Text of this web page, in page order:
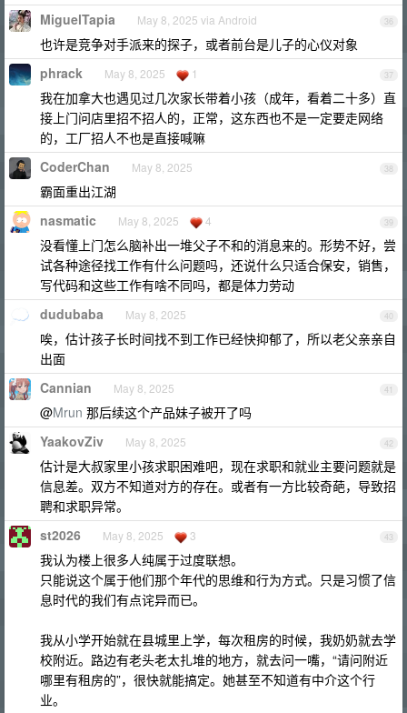
36
MiguelTapia May 8, 2025 via Android
也许是竞争对手派来的探子，或者前台是儿子的心仪对象
37
phrack May 8, 2025 1
我在加拿大也遇见过几次家长带着小孩（成年，看着二十多）直
接上门问店里招不招人的，正常，这东西也不是一定要走网络
的，工厂招人不也是直接喊嘛
38
CoderChan May 8, 2025
霸面重出江湖
39
nasmatic May 8, 2025 4
没看懂上门怎么脑补出一堆父子不和的消息来的。形势不好，尝
试各种途径找工作有什么问题吗，还说什么只适合保安，销售，
写代码和这些工作有啥不同吗，都是体力劳动
40
dudubaba May 8, 2025
唉，估计孩子长时间找不到工作已经快抑郁了，所以老父亲亲自
出面
41
Cannian May 8, 2025
@Mrun 那后续这个产品妹子被开了吗
42
YaakovZiv May 8, 2025
估计是大叔家里小孩求职困难吧，现在求职和就业主要问题就是
信息差。双方不知道对方的存在。或者有一方比较奇葩，导致招
聘和求职异常。
43
st2026 May 8, 2025 3
我认为楼上很多人纯属于过度联想。
只能说这个属于他们那个年代的思维和行为方式。只是习惯了信
息时代的我们有点诧异而已。
我从小学开始就在县城里上学，每次租房的时候，我奶奶就去学
校附近。路边有老头老太扎堆的地方，就去问一嘴，“请问附近
哪里有租房的”，很快就能搞定。她甚至不知道有中介这个行
业。